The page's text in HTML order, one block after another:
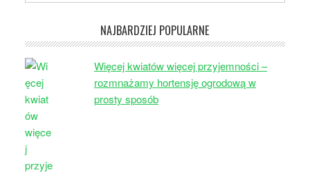
NAJBARDZIEJ POPULARNE
Więcej kwiatów więcej przyjemności –
rozmnażamy hortensję ogrodową w
prosty sposób